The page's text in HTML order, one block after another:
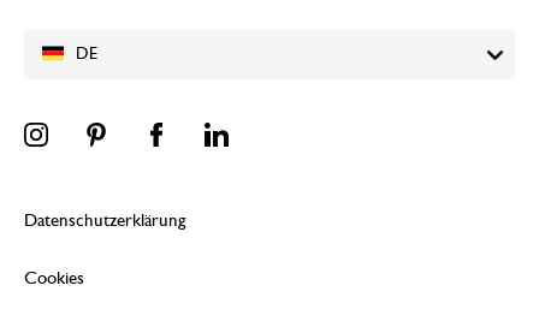
DE
Datenschutzerklärung
Cookies